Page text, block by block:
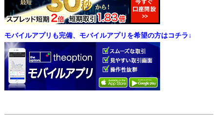
モバイルアプリも完備、モバイルアプリを希望の方はコチラ↓